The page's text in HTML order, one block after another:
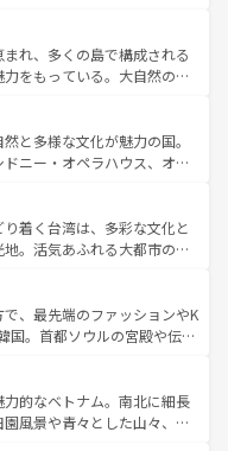
ともできる。 なお、新
覧 を参照してほしい。
ョッピング、エンターテイ
ポットだ。一方、アメリカ
ンドキャニオンやイエロー
楽と美食が融合した独特の
の各地域で異なる魅力を楽
な歴史を感じることができ
アメリカ
してほしい。
れ、多くの島で構成される
をもっている。大自然の神
番の観光地といえばオアフ
らマウイ島やカウアイ島が
に輝く海をはじめ、豊かな
々を迎えてくれるハワイの
やハワイアンミュージッ
すべてがハワイの魅力を彩
情報
ほしい。
と多様な文化が魅力の国。
ニー・オペラハウス、オー
えるウルル（エアーズロッ
林やケアンズの熱帯雨林な
、カフェやワイン、オージ
ており、サーフィンやダイ
トドア好きにはたまらな
力を存分に味わいつくそ
着く台湾は、多彩な文化と
。活気あふれる大都市の台
台湾東部など、都市の喧騒
、訪れる人に新しい発見と
、奥深い台湾の食文化も魅
ど、バラエティ豊かな料理
の台湾情報は コンテンツ一覧を参
、最先端のファッションやK
国。首都ソウルの宮殿や伝統
々の自然美を楽しむことが
、絶品のストリートフード
っている。夜には、韓国な
的なベトナム。南北に細長
風景や青々とした山々、世